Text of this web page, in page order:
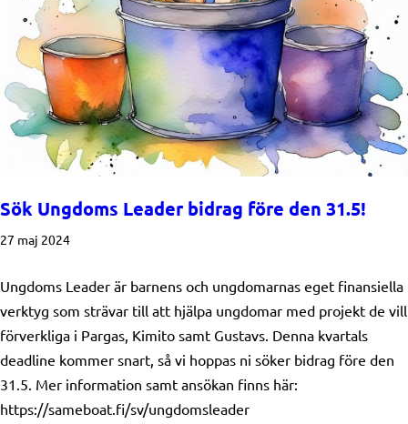
Sök Ungdoms Leader bidrag före den 31.5!
27 maj 2024
Ungdoms Leader är barnens och ungdomarnas eget finansiella
verktyg som strävar till att hjälpa ungdomar med projekt de vill
förverkliga i Pargas, Kimito samt Gustavs. Denna kvartals
deadline kommer snart, så vi hoppas ni söker bidrag före den
31.5. Mer information samt ansökan finns här:
https://sameboat.fi/sv/ungdomsleader